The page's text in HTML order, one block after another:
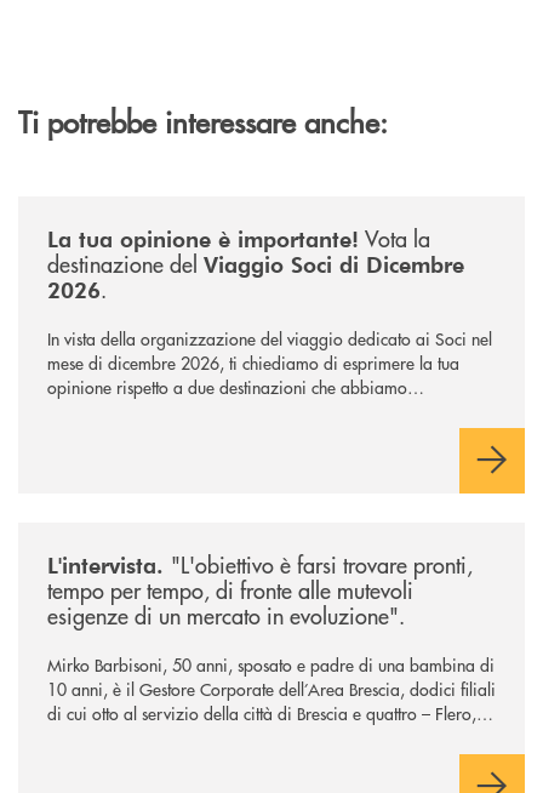
Ti potrebbe interessare anche:
La tua opinione è importante! Vota la
destinazione del Viaggio Soci di Dicembre
2026.
In vista della organizzazione del viaggio dedicato ai Soci nel
mese di dicembre 2026, ti chiediamo di esprimere la tua
opinione rispetto a due destinazioni che abbiamo
L'intervista. "L'obiettivo è farsi trovare pronti,
tempo per tempo, di fronte alle mutevoli
esigenze di un mercato in evoluzione".
Mirko Barbisoni, 50 anni, sposato e padre di una bambina di
10 anni, è il Gestore Corporate dell’Area Brescia, dodici filiali
di cui otto al servizio della città di Brescia e quattro – Flero,